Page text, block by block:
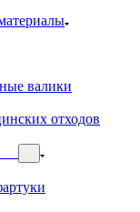
валики
отходов